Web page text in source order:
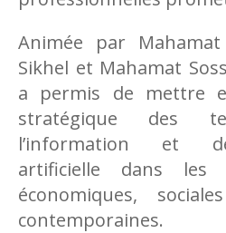
Animée par
Sikhel et Mahamat
a permis de mettre
stratégique des
l’information et
artificielle dans les
économiques,
contemporaines.